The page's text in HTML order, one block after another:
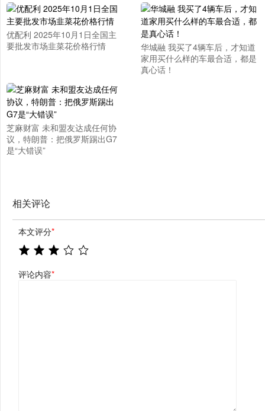
优配利 2025年10月1日全国主
要批发市场韭菜花价格行情
华城融 我买了4辆车后，才知道
家用买什么样的车最合适，都是
真心话！
芝麻财富 未和盟友达成任何协
议，特朗普：把俄罗斯踢出G7
是“大错误”
相关评论
本文评分*
评论内容*